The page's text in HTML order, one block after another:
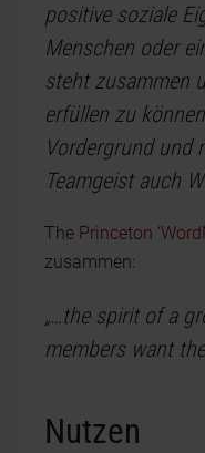
positive soziale
Menschen oder
steht zusammen
erfüllen zu
Vordergrund und
Teamgeist auch
The Princeton
zusammen:
„…the spirit of a
members want
Nutzen